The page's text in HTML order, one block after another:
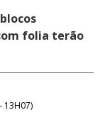
folia terão
13H07)